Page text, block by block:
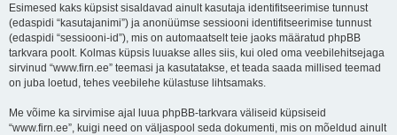
Esimesed kaks küpsist sisaldavad ainult kasutaja identifitseerimise tunnust
(edaspidi “kasutajanimi”) ja anonüümse sessiooni identifitseerimise tunnust
(edaspidi “sessiooni-id”), mis on automaatselt teie jaoks määratud phpBB
tarkvara poolt. Kolmas küpsis luuakse alles siis, kui oled oma veebilehitsejaga
sirvinud “www.firn.ee” teemasi ja kasutatakse, et teada saada millised teemad
on juba loetud, tehes veebilehe külastuse lihtsamaks.
Me võime ka sirvimise ajal luua phpBB-tarkvara väliseid küpsiseid
“www.firn.ee”, kuigi need on väljaspool seda dokumenti, mis on mõeldud ainult